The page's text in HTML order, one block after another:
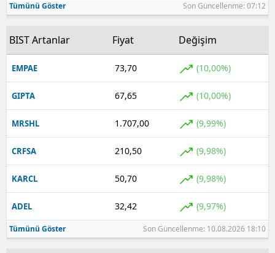
Tümünü Göster Son Güncellenme: 07:12
BIST Artanlar Fiyat Değişim
EMPAE 73,70 (10,00%)
GIPTA 67,65 (10,00%)
MRSHL 1.707,00 (9,99%)
CRFSA 210,50 (9,98%)
KARCL 50,70 (9,98%)
ADEL 32,42 (9,97%)
Tümünü Göster Son Güncellenme: 10.08.2026 18:10